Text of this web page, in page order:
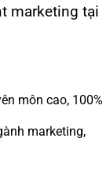
marketing tại
môn cao, 100%
marketing,